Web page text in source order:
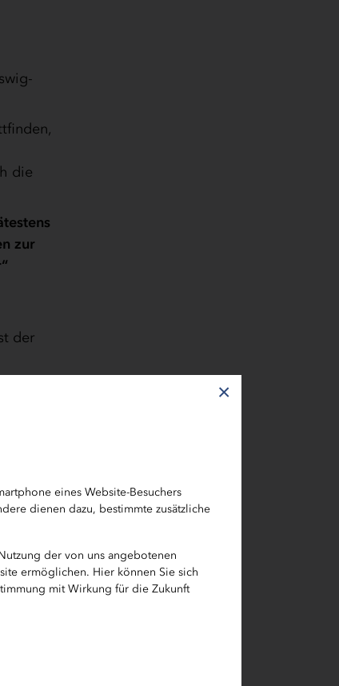
eines Website-Besuchers
dienen dazu, bestimmte zusätzliche
der von uns angebotenen
ermöglichen. Hier können Sie sich
mit Wirkung für die Zukunft
×
die
zur
der